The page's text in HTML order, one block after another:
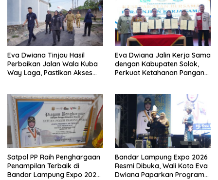
Eva Dwiana Tinjau Hasil
Perbaikan Jalan Wala Kuba
Way Laga, Pastikan Akses
Eva Dwiana Jalin Kerja Sama
dengan Kabupaten Solok,
Perkuat Ketahanan Pangan
Satpol PP Raih Penghargaan
Penampilan Terbaik di
Bandar Lampung Expo 2026,
Bandar Lampung Expo 2026
Resmi Dibuka, Wali Kota Eva
Dwiana Paparkan Program